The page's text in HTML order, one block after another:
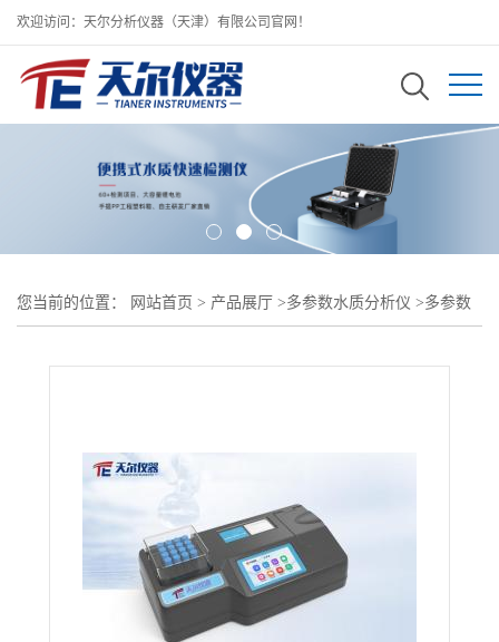
欢迎访问：天尔分析仪器（天津）有限公司官网！
您当前的位置： 网站首页 > 产品展厅 >多参数水质分析仪 >多参数